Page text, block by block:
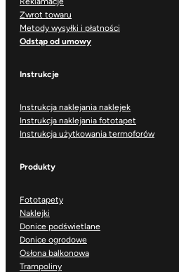
Zwrot towaru
Metody wysyłki i płatności
Odstąp od umowy
Instrukcje
Instrukcja naklejania naklejek
Instrukcja naklejania fototapet
Instrukcja użytkowania termoforów
Produkty
Fototapety
Naklejki
Donice podświetlane
Donice ogrodowe
Osłona balkonowa
Trampoliny